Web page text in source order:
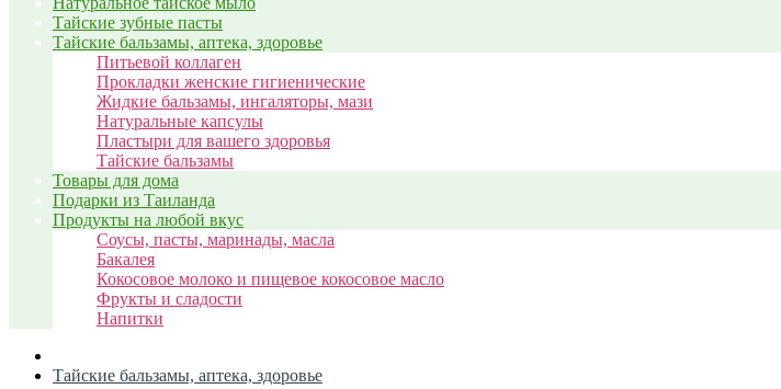
Тайские зубные пасты
Тайские бальзамы, аптека, здоровье
Питьевой коллаген
Прокладки женские гигиенические
Жидкие бальзамы, ингаляторы, мази
Натуральные капсулы
Пластыри для вашего здоровья
Тайские бальзамы
Товары для дома
Подарки из Таиланда
Продукты на любой вкус
Соусы, пасты, маринады, масла
Бакалея
Кокосовое молоко и пищевое кокосовое масло
Фрукты и сладости
Напитки
Тайские бальзамы, аптека, здоровье